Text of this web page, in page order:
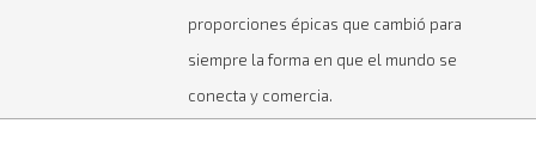
proporciones épicas que cambió para
siempre la forma en que el mundo se
conecta y comercia.